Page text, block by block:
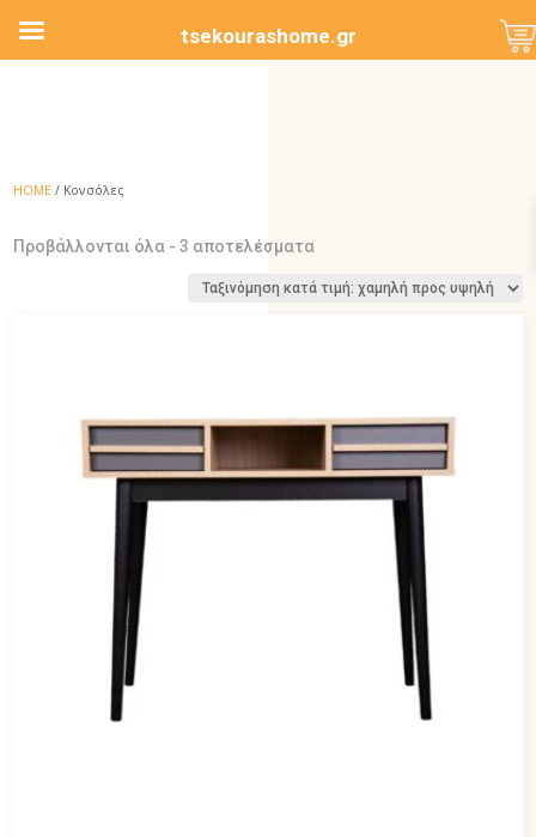
HOME / Κονσόλες
Προβάλλονται όλα - 3 αποτελέσματα
price:
tsekourashome.gr